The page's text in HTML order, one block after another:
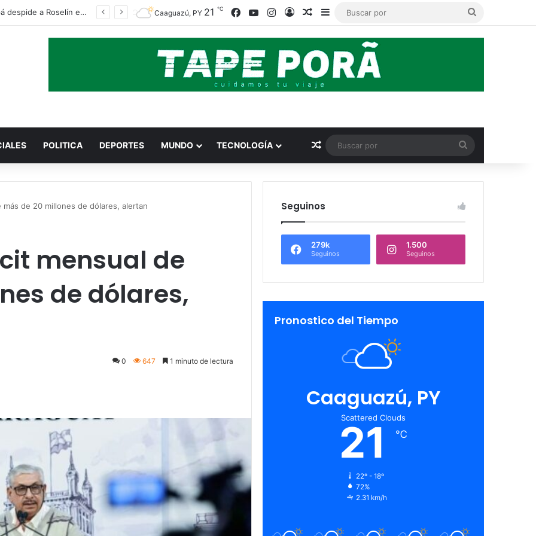
Caazapá despide a Roselín entre lágrimas, mucho dolor y un fuerte pedido de justicia Caaguazú, PY 21 ℃ Facebook
YouTubeInstagramAccesoPublicación al azar
Barra lateral
POLITICA DEPORTES MUNDO TECNOLOGÍA Publicación al azar
por
de 20 millones de dólares, alertan
mensual de
de dólares,
0 647 1 minuto de lectura
Seguinos
279k
Seguinos
1.500
Seguinos
Pronostico del Tiempo
Caaguazú, PY
Scattered Clouds
21 ℃
22º - 18º
72%
2.31 km/h